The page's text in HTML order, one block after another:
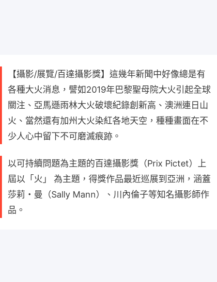
【攝影/展覽/百達攝影獎】這幾年新聞中好像總是有
各種大火消息，譬如2019年巴黎聖母院大火引起全球
關注、亞馬遜雨林大火破壞紀錄創新高、澳洲連日山
火、當然還有加州大火染紅各地天空，種種畫面在不
少人心中留下不可磨滅痕跡。
以可持續問題為主題的百達攝影獎（Prix Pictet）上
屆以「火」 為主題，得獎作品最近巡展到亞洲，涵蓋
莎莉・曼（Sally Mann）、川內倫子等知名攝影師作
品。